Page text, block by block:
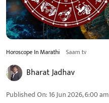
Horoscope In Marathi Saam tv
Bharat Jadhav
Published On:16 Jun 2026, 6:00 am